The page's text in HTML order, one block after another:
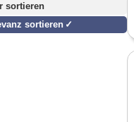
sortieren
sortieren